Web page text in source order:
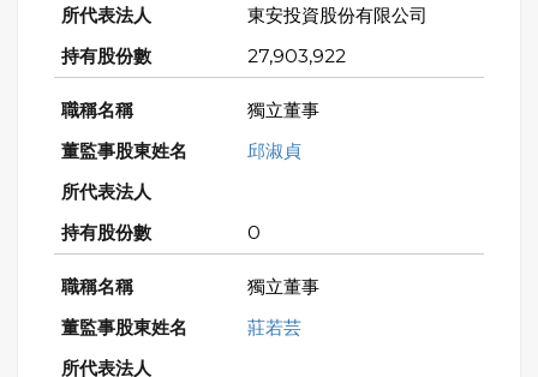
東安投資股份有限公司
27,903,922
獨立董事
邱淑貞
0
獨立董事
莊若芸